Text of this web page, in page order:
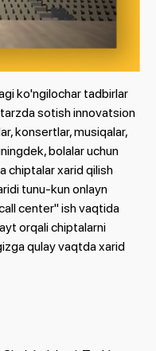
ko'ngilochar tadbirlar
sotish innovatsion
konsertlar, musiqalar,
bolalar uchun
chiptalar xarid qilish
tunu-kun onlayn
center" ish vaqtida
orqali chiptalarni
qulay vaqtda xarid